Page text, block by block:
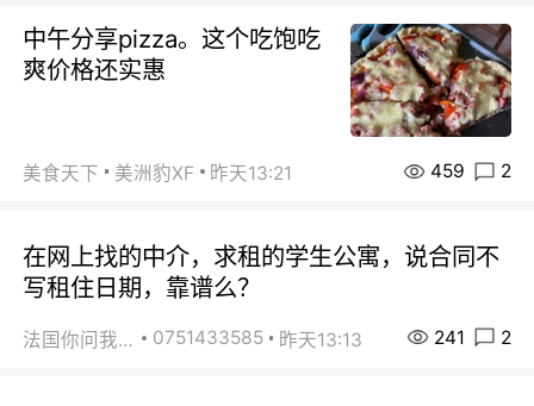
中午分享pizza。这个吃饱吃
爽价格还实惠
美食天下 美洲豹XF 昨天13:21 459 2
在网上找的中介，求租的学生公寓，说合同不
写租住日期，靠谱么？
法国你问我答 0751433585 昨天13:13 241 2